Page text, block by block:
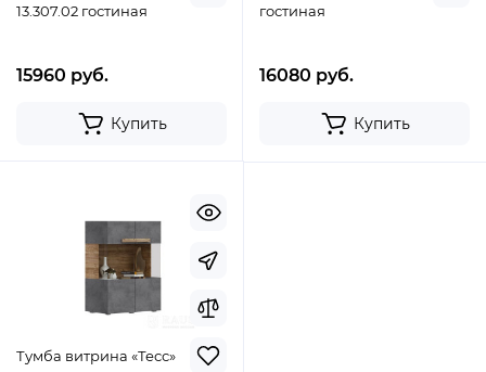
13.307.02 гостиная
15960 руб.
Купить
гостиная
16080 руб.
Купить
Тумба витрина «Тесс»